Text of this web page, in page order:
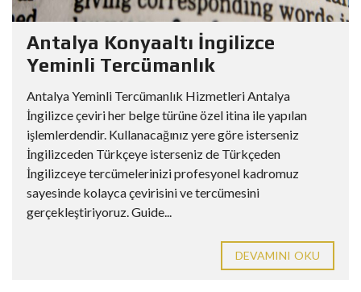
Antalya Konyaaltı İngilizce
Yeminli Tercümanlık
Antalya Yeminli Tercümanlık Hizmetleri Antalya
İngilizce çeviri her belge türüne özel itina ile yapılan
işlemlerdendir. Kullanacağınız yere göre isterseniz
İngilizceden Türkçeye isterseniz de Türkçeden
İngilizceye tercümelerinizi profesyonel kadromuz
sayesinde kolayca çevirisini ve tercümesini
gerçekleştiriyoruz. Guide...
DEVAMINI OKU